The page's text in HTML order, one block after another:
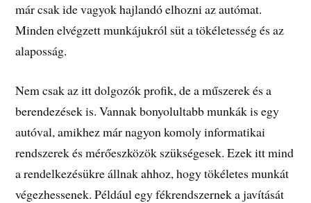
már csak ide vagyok hajlandó elhozni az autómat.
Minden elvégzett munkájukról süt a tökéletesség és az
alaposság.
Nem csak az itt dolgozók profik, de a műszerek és a
berendezések is. Vannak bonyolultabb munkák is egy
autóval, amikhez már nagyon komoly informatikai
rendszerek és mérőeszközök szükségesek. Ezek itt mind
a rendelkezésükre állnak ahhoz, hogy tökéletes munkát
végezhessenek. Például egy fékrendszernek a javítását